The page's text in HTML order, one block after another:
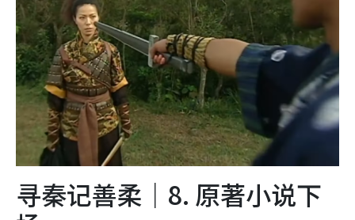
寻秦记善柔｜8. 原著小说下